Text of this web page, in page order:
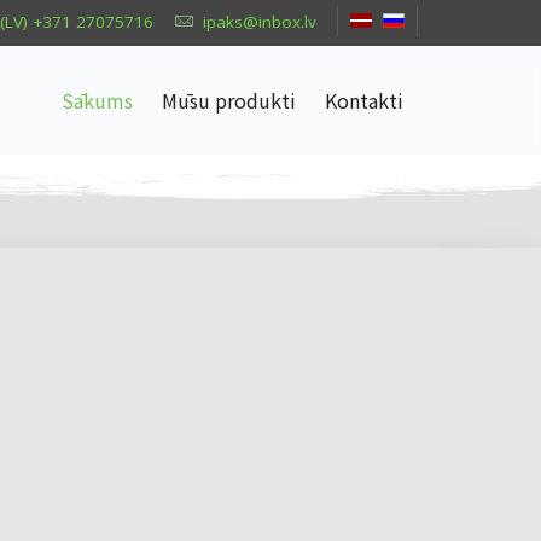
(LV) +371 27075716 ipaks@inbox.lv
Sākums Mūsu produkti Kontakti